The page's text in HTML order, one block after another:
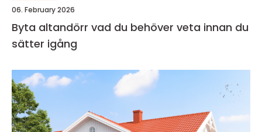
06. February 2026
Byta altandörr vad du behöver veta innan du
sätter igång